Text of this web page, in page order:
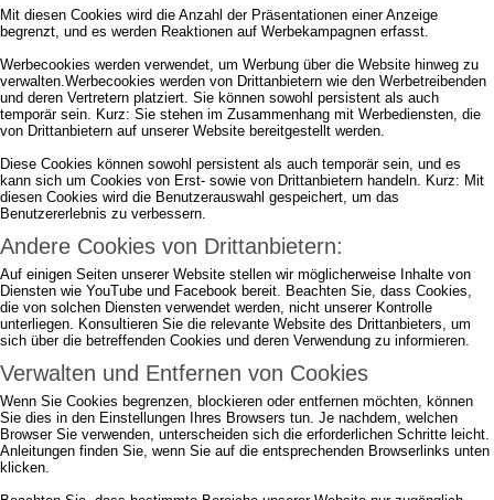
Mit diesen Cookies wird die Anzahl der Präsentationen einer Anzeige
begrenzt, und es werden Reaktionen auf Werbekampagnen erfasst.
Werbecookies werden verwendet, um Werbung über die Website hinweg zu
verwalten.Werbecookies werden von Drittanbietern wie den Werbetreibenden
und deren Vertretern platziert. Sie können sowohl persistent als auch
temporär sein. Kurz: Sie stehen im Zusammenhang mit Werbediensten, die
von Drittanbietern auf unserer Website bereitgestellt werden.
Diese Cookies können sowohl persistent als auch temporär sein, und es
kann sich um Cookies von Erst- sowie von Drittanbietern handeln. Kurz: Mit
diesen Cookies wird die Benutzerauswahl gespeichert, um das
Benutzererlebnis zu verbessern.
Andere Cookies von Drittanbietern:
Auf einigen Seiten unserer Website stellen wir möglicherweise Inhalte von
Diensten wie YouTube und Facebook bereit. Beachten Sie, dass Cookies,
die von solchen Diensten verwendet werden, nicht unserer Kontrolle
unterliegen. Konsultieren Sie die relevante Website des Drittanbieters, um
sich über die betreffenden Cookies und deren Verwendung zu informieren.
Verwalten und Entfernen von Cookies
Wenn Sie Cookies begrenzen, blockieren oder entfernen möchten, können
Sie dies in den Einstellungen Ihres Browsers tun. Je nachdem, welchen
Browser Sie verwenden, unterscheiden sich die erforderlichen Schritte leicht.
Anleitungen finden Sie, wenn Sie auf die entsprechenden Browserlinks unten
klicken.